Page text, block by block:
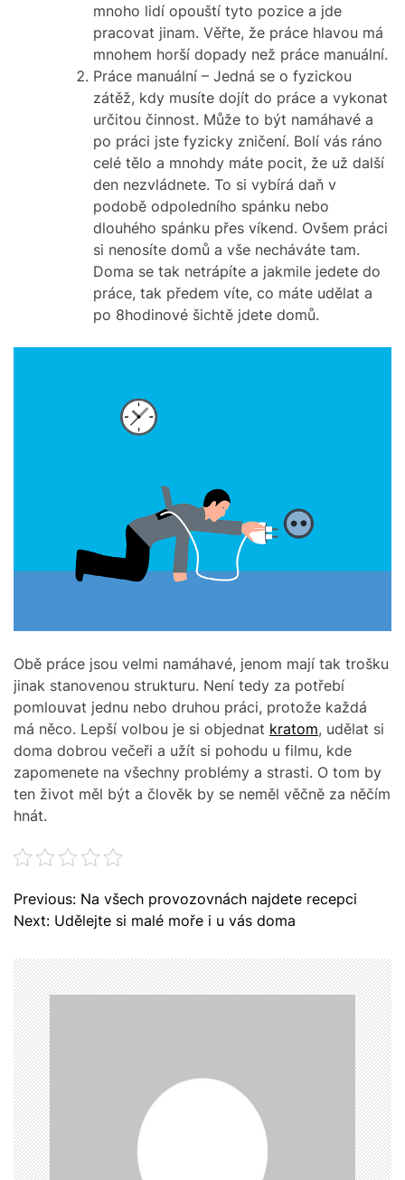
mnoho lidí opouští tyto pozice a jde
pracovat jinam. Věřte, že práce hlavou má
mnohem horší dopady než práce manuální.
Práce manuální – Jedná se o fyzickou
zátěž, kdy musíte dojít do práce a vykonat
určitou činnost. Může to být namáhavé a
po práci jste fyzicky zničení. Bolí vás ráno
celé tělo a mnohdy máte pocit, že už další
den nezvládnete. To si vybírá daň v
podobě odpoledního spánku nebo
dlouhého spánku přes víkend. Ovšem práci
si nenosíte domů a vše necháváte tam.
Doma se tak netrápíte a jakmile jedete do
práce, tak předem víte, co máte udělat a
po 8hodinové šichtě jdete domů.
Obě práce jsou velmi namáhavé, jenom mají tak trošku
jinak stanovenou strukturu. Není tedy za potřebí
pomlouvat jednu nebo druhou práci, protože každá
má něco. Lepší volbou je si objednat kratom, udělat si
doma dobrou večeři a užít si pohodu u filmu, kde
zapomenete na všechny problémy a strasti. O tom by
ten život měl být a člověk by se neměl věčně za něčím
hnát.
N
a
i
g
a
c
e
p
r
o
p
ř
Previous: Na všech provozovnách najdete recepci
Next: Udělejte si malé moře i u vás doma